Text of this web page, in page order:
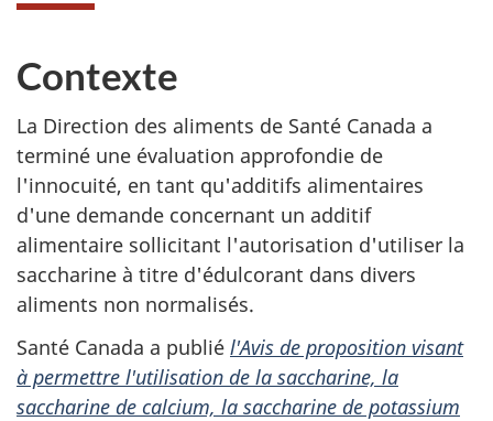
Contexte
La Direction des aliments de Santé Canada a
terminé une évaluation approfondie de
l'innocuité, en tant qu'additifs alimentaires
d'une demande concernant un additif
alimentaire sollicitant l'autorisation d'utiliser la
saccharine à titre d'édulcorant dans divers
aliments non normalisés.
Santé Canada a publié l'Avis de proposition visant
à permettre l'utilisation de la saccharine, la
saccharine de calcium, la saccharine de potassium